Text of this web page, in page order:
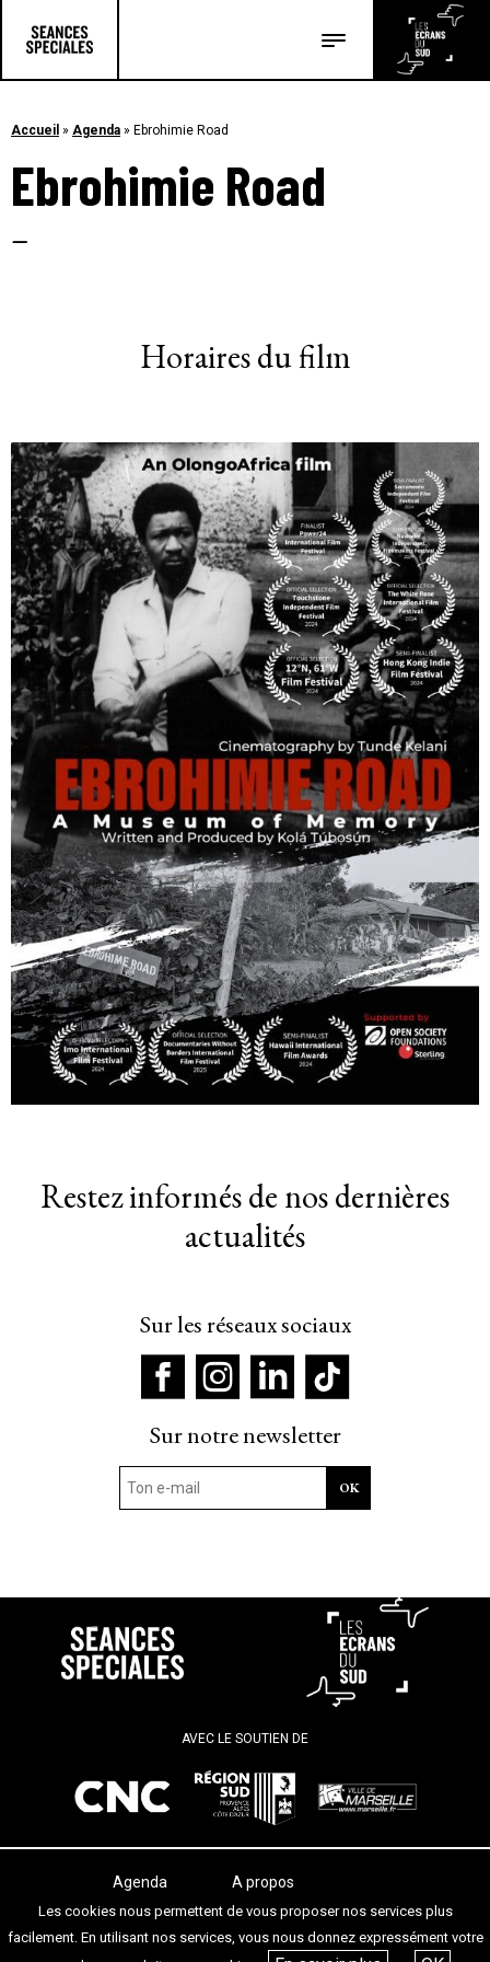
Les articles
Accueil » Agenda » Ebrohimie Road
Ebrohimie Road
–
Horaires du film
Restez informés de nos dernières
actualités
Sur les réseaux sociaux
Sur notre newsletter
AVEC LE SOUTIEN DE
Agenda
Les salles
Les festivals
A propos
Termes et conditions
Les cookies nous permettent de vous proposer nos services plus
facilement. En utilisant nos services, vous nous donnez expressément votre